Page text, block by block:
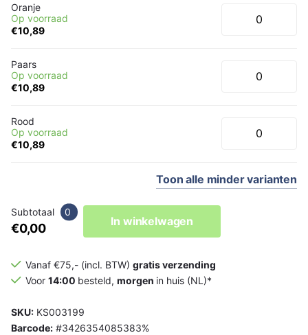
Oranje
Op voorraad
€10,89
Paars
Op voorraad
€10,89
Rood
Op voorraad
€10,89
Toonalle mindervarianten
Subtotaal 0
€0,00
In winkelwagen
Vanaf €75,- (incl. BTW) gratis verzending
Voor 14:00 besteld, morgen in huis (NL)*
SKU: KS003199
Barcode: #3426354085383%